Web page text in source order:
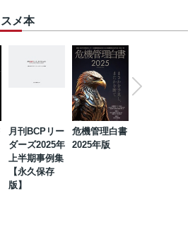
メ本
月刊BCPリー
ダーズ2025年
上半期事例集
【永久保存
版】
危機管理白書
2025年版